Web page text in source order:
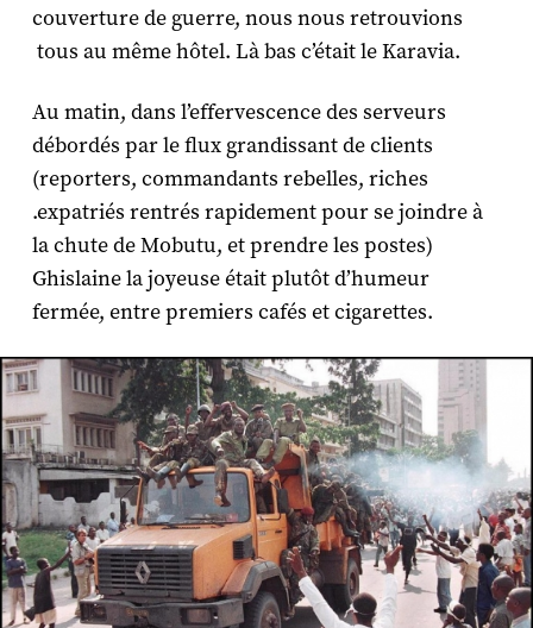
couverture de guerre, nous nous retrouvions
tous au même hôtel. Là bas c’était le Karavia.
Au matin, dans l’effervescence des serveurs
débordés par le flux grandissant de clients
(reporters, commandants rebelles, riches
.expatriés rentrés rapidement pour se joindre à
la chute de Mobutu, et prendre les postes)
Ghislaine la joyeuse était plutôt d’humeur
fermée, entre premiers cafés et cigarettes.